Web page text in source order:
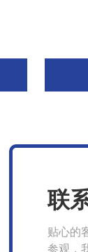
联
贴心的
参观，